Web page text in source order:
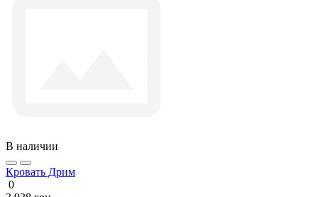
В наличии
Кровать Дрим
0